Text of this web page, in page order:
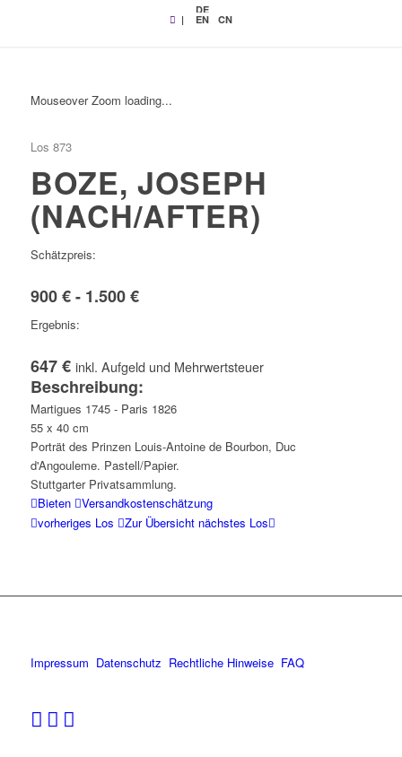
|
DE
EN CN
Mouseover Zoom loading...
Los 873
BOZE, JOSEPH
(NACH/AFTER)
Schätzpreis:
900 € - 1.500 €
Ergebnis:
647 € inkl. Aufgeld und Mehrwertsteuer
Beschreibung:
Martigues 1745 - Paris 1826
55 x 40 cm
Porträt des Prinzen Louis-Antoine de Bourbon, Duc
d'Angouleme. Pastell/Papier.
Stuttgarter Privatsammlung.
Bieten
Versandkostenschätzung
vorheriges Los
Zur Übersicht nächstes Los
Impressum Datenschutz Rechtliche Hinweise FAQ